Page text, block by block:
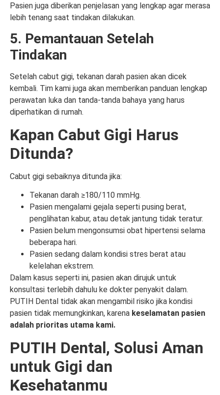
Pasien juga diberikan penjelasan yang lengkap agar merasa
lebih tenang saat tindakan dilakukan.
5. Pemantauan Setelah
Tindakan
Setelah cabut gigi, tekanan darah pasien akan dicek
kembali. Tim kami juga akan memberikan panduan lengkap
perawatan luka dan tanda-tanda bahaya yang harus
diperhatikan di rumah.
Kapan Cabut Gigi Harus
Ditunda?
Cabut gigi sebaiknya ditunda jika:
Tekanan darah ≥180/110 mmHg.
Pasien mengalami gejala seperti pusing berat,
penglihatan kabur, atau detak jantung tidak teratur.
Pasien belum mengonsumsi obat hipertensi selama
beberapa hari.
Pasien sedang dalam kondisi stres berat atau
kelelahan ekstrem.
Dalam kasus seperti ini, pasien akan dirujuk untuk
konsultasi terlebih dahulu ke dokter penyakit dalam.
PUTIH Dental tidak akan mengambil risiko jika kondisi
pasien tidak memungkinkan, karena keselamatan pasien
adalah prioritas utama kami.
PUTIH Dental, Solusi Aman
untuk Gigi dan
Kesehatanmu